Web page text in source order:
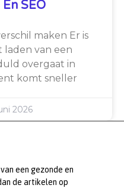
SEO
maken Er is
laden van een
overgaat in
komt sneller
2026
een gezonde en
de artikelen op